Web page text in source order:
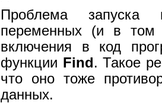
Проблема запуска
переменных (и в том
включения в код
функции Find. Такое
что оно тоже
данных.